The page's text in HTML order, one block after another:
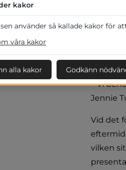
På
– Vi
Jennie
Vid det
vilken
kakor
använder så kallade kakor för
våra kakor
alla kakor Godkänn